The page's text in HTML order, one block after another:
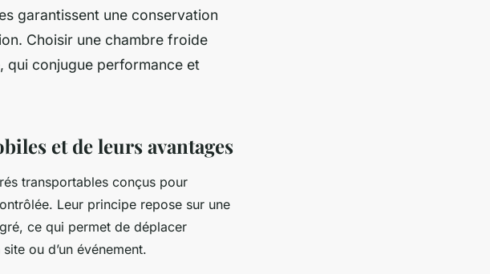
garantissent une conservation
Choisir une chambre froide
qui conjugue performance et
et de leurs avantages
transportables conçus pour
Leur principe repose sur une
ce qui permet de déplacer
ou d’un événement.